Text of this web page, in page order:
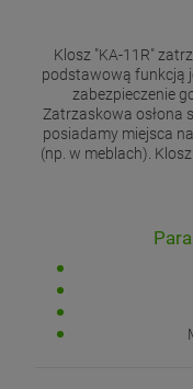
Klosz "KA-11R"
podstawową funkcją
zabezpieczenie
Zatrzaskowa osłona
posiadamy miejsca
(np. w meblach).